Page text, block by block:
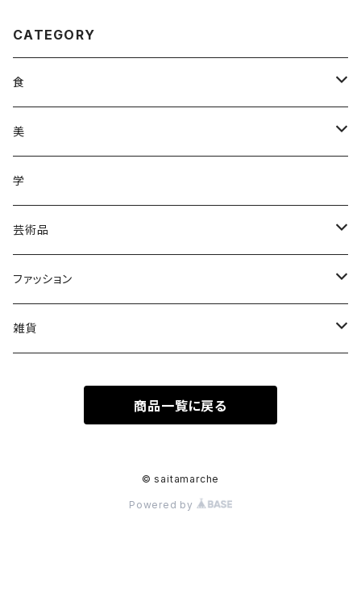
CATEGORY
食
調味料
加工品
ジュース
ジュース
野菜
果物
野菜
美
ヘアケア
化粧品
学
芸術品
皿
木
ファッション
Tシャツ
雑貨
ステッカーシール
商品一覧に戻る
© saitamarche
Powered by